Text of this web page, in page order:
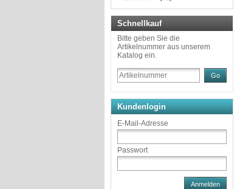
Schnellkauf
Bitte geben Sie die
Artikelnummer aus unserem
Katalog ein.
Go
Kundenlogin
E-Mail-Adresse
Passwort
Anmelden